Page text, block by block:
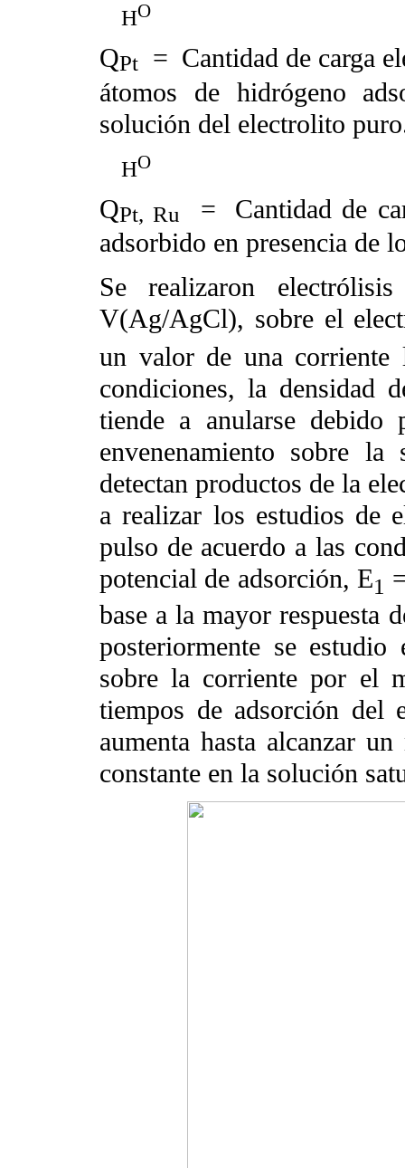
HO
QPt = Cantidad de carga
átomos de hidrógeno
solución del electrolito
HO
QPt, Ru =
Cantidad de
adsorbido en presencia de
Se realizaron
V(Ag/AgCl), sobre el
un valor de una
condiciones, la densidad
tiende a anularse debido
envenenamiento sobre
detectan productos de la
a realizar los estudios de
pulso de acuerdo a las
potencial de adsorción, E1
base a la mayor respuesta
posteriormente se
sobre la corriente por el
tiempos de adsorción
aumenta hasta alcanzar
constante en la solución